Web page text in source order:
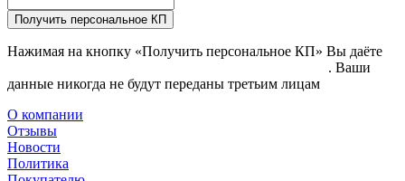
Получить персональное КП
Нажимая на кнопку «Получить персональное КП» Вы даёте
. Ваши
данные никогда не будут переданы третьим лицам
О компании
Отзывы
Новости
Политика